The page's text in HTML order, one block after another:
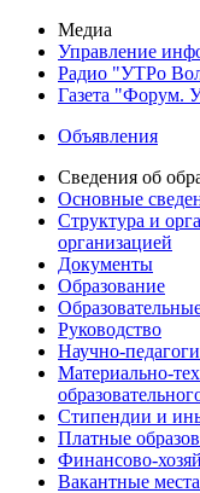
Медиа
Управление
Радио "УТРо
Газета "Форум.
Объявления
Сведения об
Основные
Структура и
организацией
Документы
Образование
Руководство
Научно-
Материально-
Стипендии и
Платные
Финансово-
Вакантные